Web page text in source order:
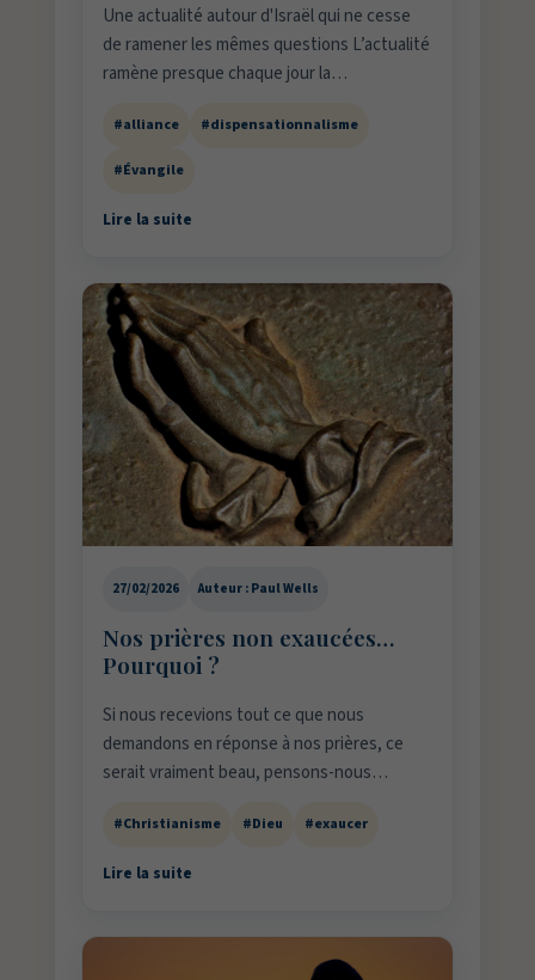
Une actualité autour d'Israël qui ne cesse
de ramener les mêmes questions L’actualité
ramène presque chaque jour la…
#alliance #dispensationnalisme
#Évangile
Lire la suite
27/02/2026 Auteur : Paul Wells
Nos prières non exaucées…
Pourquoi ?
Si nous recevions tout ce que nous
demandons en réponse à nos prières, ce
serait vraiment beau, pensons-nous…
#Christianisme #Dieu #exaucer
Lire la suite